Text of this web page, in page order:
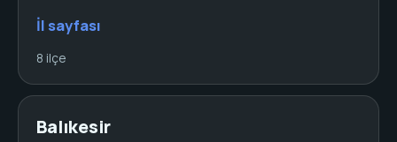
İl sayfası
8 ilçe
Balıkesir